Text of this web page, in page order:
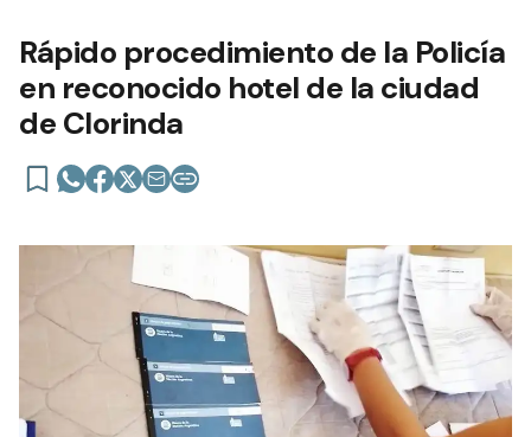
Rápido procedimiento de la Policía
en reconocido hotel de la ciudad
de Clorinda